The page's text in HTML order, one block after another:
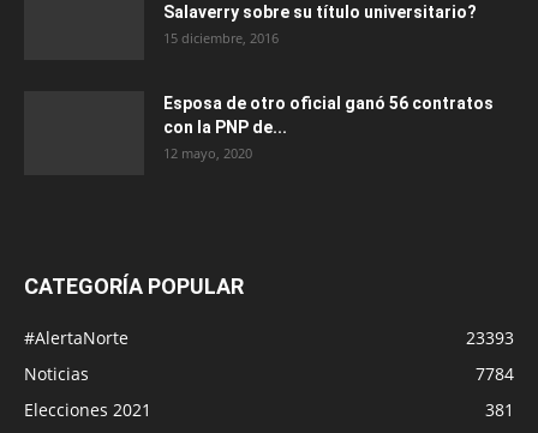
Salaverry sobre su título universitario?
15 diciembre, 2016
Esposa de otro oficial ganó 56 contratos
con la PNP de...
12 mayo, 2020
CATEGORÍA POPULAR
#AlertaNorte
23393
Noticias
7784
Elecciones 2021
381